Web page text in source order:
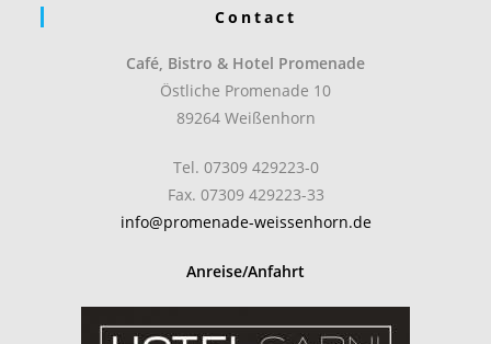
Contact
Café, Bistro & Hotel Promenade
Östliche Promenade 10
89264 Weißenhorn
Tel. 07309 429223-0
Fax. 07309 429223-33
info@promenade-weissenhorn.de
Anreise/Anfahrt